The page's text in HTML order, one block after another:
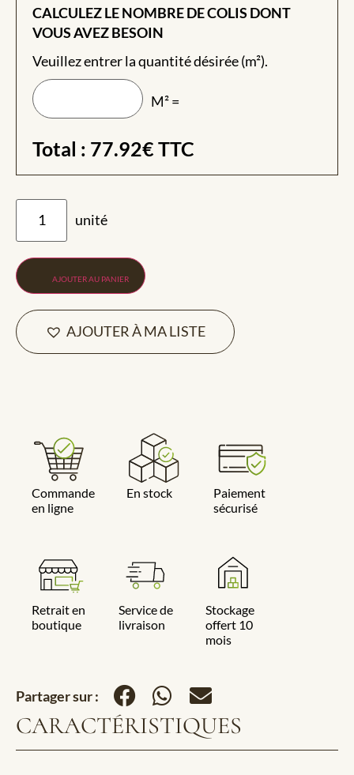
CARACTÉRISTIQUES
CALCULEZ LE NOMBRE DE COLIS DONT
VOUS AVEZ BESOIN
Veuillez entrer la quantité désirée (m²).
M² =
Total : 77.92€ TTC
AJOUTER AU PANIER
AJOUTER À MA LISTE
Commande
en ligne
En stock
Paiement
sécurisé
Retrait en
boutique
Service de
livraison
Stockage
offert 10
mois
Partager sur :